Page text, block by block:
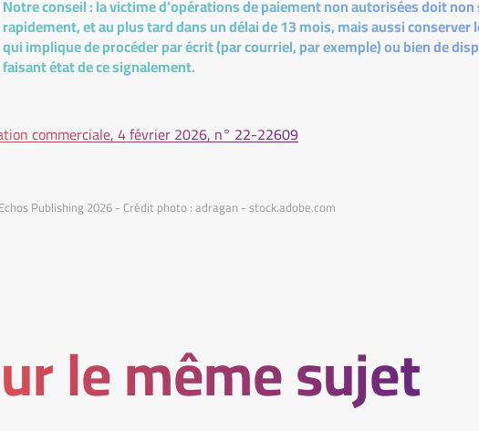
Notre conseil :la victime d’opérations de paiement non autorisées doit
rapidement, et au plus tard dans un délai de 13 mois, mais aussi
qui implique de procéder par écrit (par courriel, par exemple) ou bien de
faisant état de ce signalement.
commerciale, 4 février 2026, n° 22-22609
Publishing 2026 - Crédit photo : adragan - stock.adobe.com
le même sujet